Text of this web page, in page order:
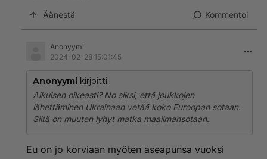
Äänestä Kommentoi
Anonyymi
2024-02-28 15:01:45
Anonyymi kirjoitti:
Aikuisen oikeasti? No siksi, että joukkojen
lähettäminen Ukrainaan vetää koko Euroopan sotaan.
Siitä on muuten lyhyt matka maailmansotaan.
Eu on jo korviaan myöten aseapunsa vuoksi